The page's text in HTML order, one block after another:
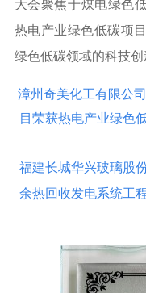
大会聚焦于煤电绿色
热电产业绿色低碳项
绿色低碳领域的科技创
漳州奇美化工有限公
目荣获热电产业绿色
福建长城华兴玻璃股
余热回收发电系统工